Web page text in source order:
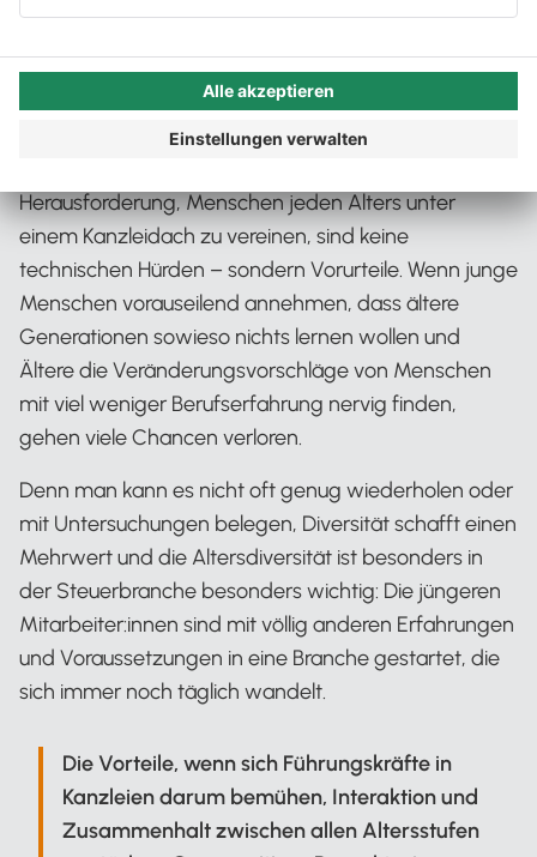
Unterschiede anerkennen und
deren Auswirkungen verstehen
Herausforderung, Menschen jeden Alters unter
einem Kanzleidach zu vereinen, sind keine
technischen Hürden – sondern Vorurteile. Wenn junge
Menschen vorauseilend annehmen, dass ältere
Generationen sowieso nichts lernen wollen und
Ältere die Veränderungsvorschläge von Menschen
mit viel weniger Berufserfahrung nervig finden,
gehen viele Chancen verloren.
Denn man kann es nicht oft genug wiederholen oder
mit Untersuchungen belegen, Diversität schafft einen
Mehrwert und die Altersdiversität ist besonders in
der Steuerbranche besonders wichtig: Die jüngeren
Mitarbeiter:innen sind mit völlig anderen Erfahrungen
und Voraussetzungen in eine Branche gestartet, die
sich immer noch täglich wandelt.
Die Vorteile, wenn sich Führungskräfte in
Kanzleien darum bemühen, Interaktion und
Zusammenhalt zwischen allen Altersstufen